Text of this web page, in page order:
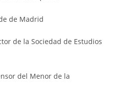
de Madrid
de la Sociedad de Estudios
del Menor de la